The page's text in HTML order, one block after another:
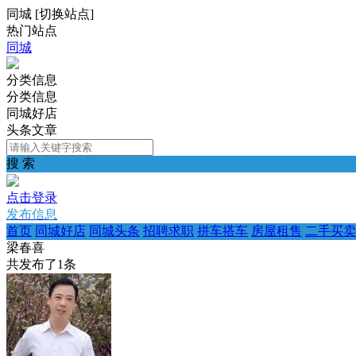
同城 [切换站点]
热门站点
同城
分类信息
分类信息
同城好店
头条文章
搜 索
点击登录
发布信息
首页 同城好店 同城头条 招聘求职 拼车搭车 房屋租售 二手买卖
梁春喜
共发布了1条